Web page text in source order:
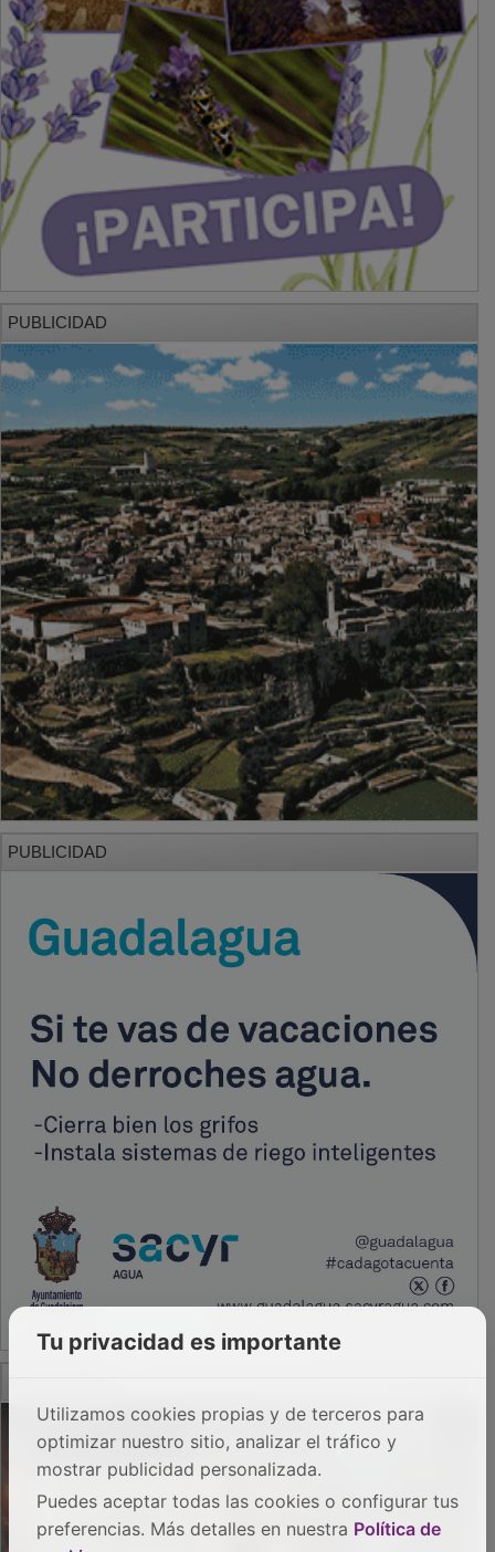
PUBLICIDAD
PUBLICIDAD
Tu privacidad es importante
Utilizamos cookies propias y de terceros para
optimizar nuestro sitio, analizar el tráfico y
mostrar publicidad personalizada.
Puedes aceptar todas las cookies o configurar tus
preferencias. Más detalles en nuestra Política de